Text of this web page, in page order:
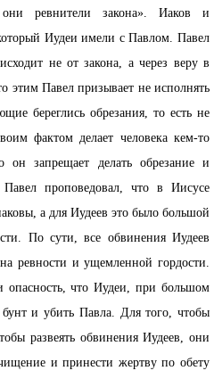
ревнители закона». Иаков и
Иудеи имели с Павлом. Павел
не от закона, а через веру в
этим Павел призывает не исполнять
береглись обрезания, то есть не
фактом делает человека кем-то
запрещает делать обрезание и
проповедовал, что в Иисусе
а для Иудеев это было большой
По сути, все обвинения Иудеев
ревности и ущемленной гордости.
опасность, что Иудеи, при большом
и убить Павла. Для того, чтобы
развеять обвинения Иудеев, они
и принести жертву по обету